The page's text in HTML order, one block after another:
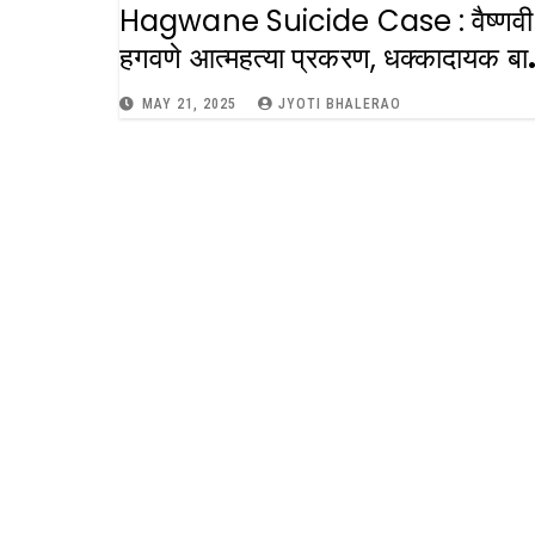
Hagwane Suicide Case : वैष्णवी
हगवणे आत्महत्या प्रकरण, धक्कादायक
आल्या समोर
MAY 21, 2025 JYOTI BHALERAO